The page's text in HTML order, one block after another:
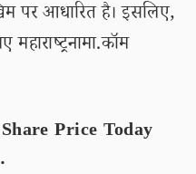
पर आधारित है। इसलिए,
Price Today